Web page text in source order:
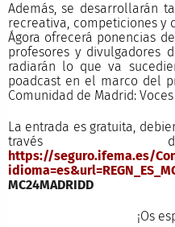
Además, se desarrollarán
recreativa, competiciones y
Ágora ofrecerá ponencias
profesores y divulgadores
radiarán lo que va
poadcast en el marco del
Comunidad de Madrid:
La entrada es gratuita,
https://seguro.ifema.es/
MC24MADRIDD
¡Os